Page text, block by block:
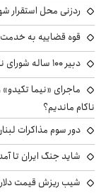
ردزنی محل استقرار
قوه قضاییه به
دبیر ۱۰۰ ساله شورای نگهبان؛ آخرین بازمانده از نسل نخست انقلاب
ماجرای «نیما
ناکام ماندیم؟
دور سوم مذاکرات
شاید جنگ ایران تا
شیب ریزش قیمت دلار